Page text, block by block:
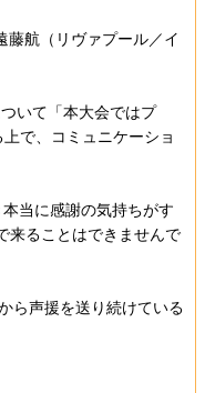
航（リヴァプール／イ
いて「本大会ではプ
で、コミュニケーショ
当に感謝の気持ちがす
来ることはできませんで
ら声援を送り続けている